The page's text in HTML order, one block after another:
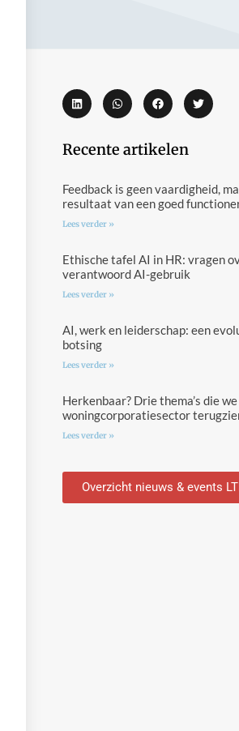
Recente artikelen
Feedback is geen vaardigheid,
resultaat van een goed
Lees verder »
Ethische tafel AI in HR: vragen
verantwoord AI-gebruik
Lees verder »
AI, werk en leiderschap: een
botsing
Lees verder »
Herkenbaar? Drie thema’s die
woningcorporatiesector
Lees verder »
Overzicht nieuws & events